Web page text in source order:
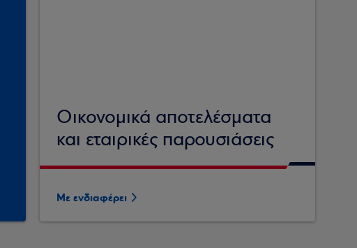
Οικονομικά αποτελέσματα
και εταιρικές παρουσιάσεις
Με ενδιαφέρει